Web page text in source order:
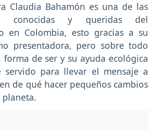
Claudia Bahamón es una de las
conocidas y queridas del
en Colombia, esto gracias a su
presentadora, pero sobre todo
forma de ser y su ayuda ecológica
servido para llevar el mensaje a
de qué hacer pequeños cambios
planeta.